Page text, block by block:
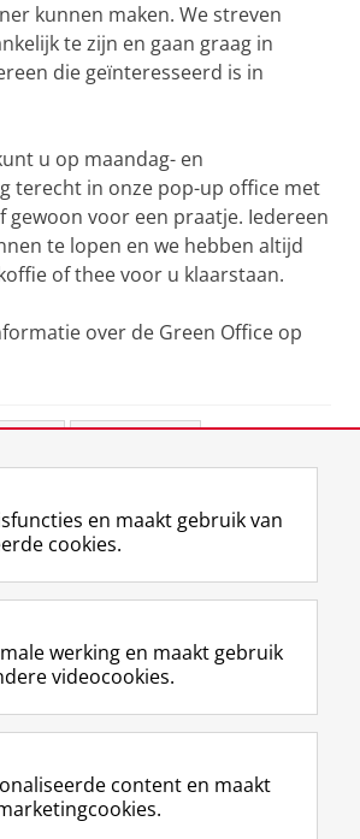
kunnen maken. We streven
te zijn en gaan graag in
die geïnteresseerd is in
u op maandag- en
terecht in onze pop-up office met
gewoon voor een praatje. Iedereen
te lopen en we hebben altijd
of thee voor u klaarstaan.
over de Green Office op
RUG
F
a
e
b
o
p
a
L
i
k
e
I
-
p
R
S
-
f
e
R
I
n
t
r
m
Y
o
T
e
k
en maakt gebruik van
cookies.
werking en maakt gebruik
videocookies.
content en maakt